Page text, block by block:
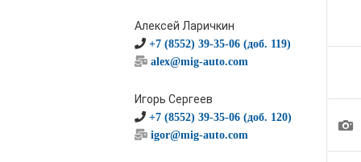
Алексей Ларичкин
+7 (8552) 39-35-06 (доб. 119)
alex@mig-auto.com
Игорь Сергеев
+7 (8552) 39-35-06 (доб. 120)
igor@mig-auto.com
1